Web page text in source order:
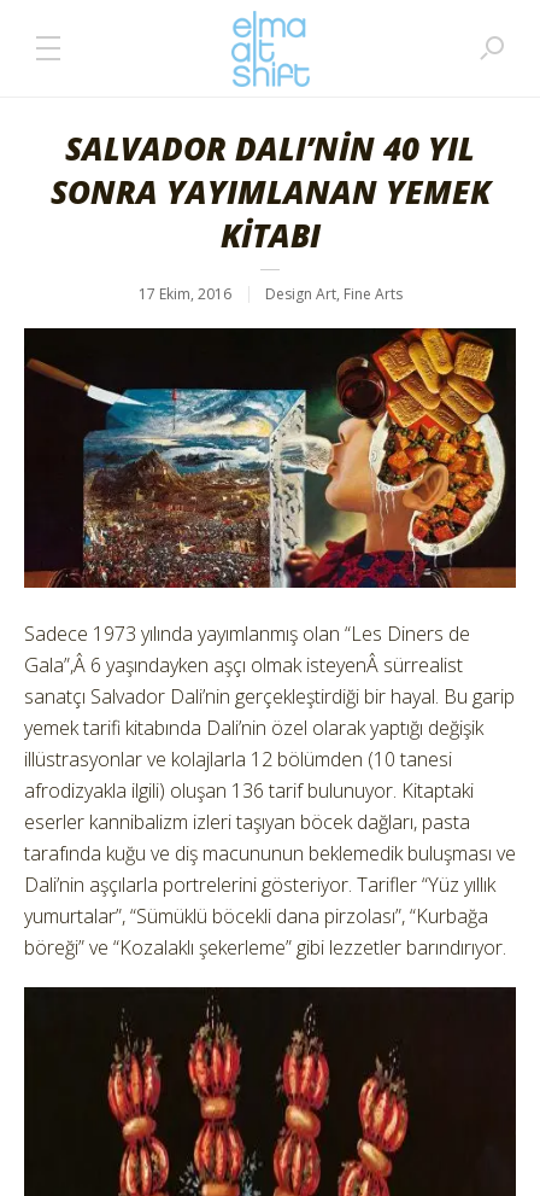
SALVADOR DALI’NİN 40 YIL
SONRA YAYIMLANAN YEMEK
KİTABI
17 Ekim, 2016 Design Art, Fine Arts
Sadece 1973 yılında yayımlanmış olan “Les Diners de
Gala”,Â 6 yaşındayken aşçı olmak isteyenÂ sürrealist
sanatçı Salvador Dali’nin gerçekleştirdiği bir hayal. Bu garip
yemek tarifi kitabında Dali’nin özel olarak yaptığı değişik
illüstrasyonlar ve kolajlarla 12 bölümden (10 tanesi
afrodizyakla ilgili) oluşan 136 tarif bulunuyor. Kitaptaki
eserler kannibalizm izleri taşıyan böcek dağları, pasta
tarafında kuğu ve diş macununun beklemedik buluşması ve
Dali’nin aşçılarla portrelerini gösteriyor. Tarifler “Yüz yıllık
yumurtalar”, “Sümüklü böcekli dana pirzolası”, “Kurbağa
böreği” ve “Kozalaklı şekerleme” gibi lezzetler barındırıyor.